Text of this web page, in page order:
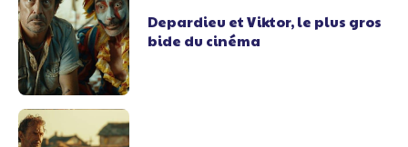
Depardieu et Viktor, le plus gros
bide du cinéma